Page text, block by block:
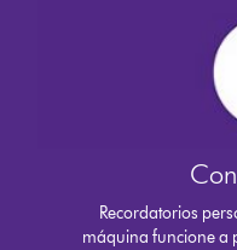
Recordatorios
máquina funcione a